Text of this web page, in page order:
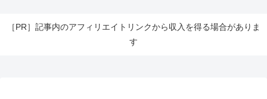
［PR］記事内のアフィリエイトリンクから収入を得る場合がありま
す